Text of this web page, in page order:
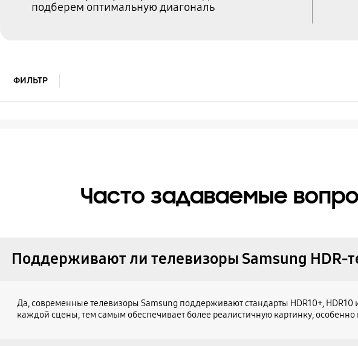
подберем оптимальную диагональ
ФИЛЬТР
Часто задаваемые
Поддерживают ли телевизоры Samsung
Да, современные телевизоры Samsung поддерживают стандарты HDR10+, HDR10
каждой сцены, тем самым обеспечивает более реалистичную картинку, особенно